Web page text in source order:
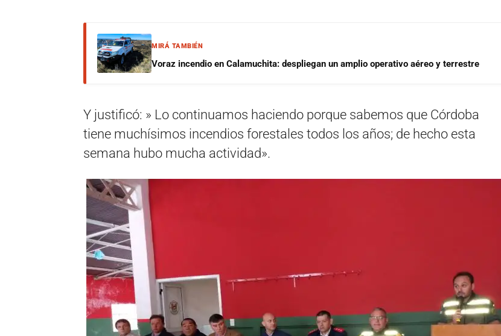
MIRÁ TAMBIÉN
Voraz incendio en Calamuchita: despliegan un amplio operativo aéreo y terrestre
Y justificó: » Lo continuamos haciendo porque sabemos que Córdoba
tiene muchísimos incendios forestales todos los años; de hecho esta
semana hubo mucha actividad».